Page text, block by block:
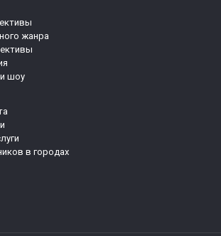
жанра
шоу
в городах